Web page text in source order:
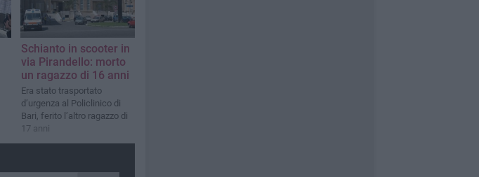
Schianto in scooter in
via Pirandello: morto
un ragazzo di 16 anni
Era stato trasportato
d’urgenza al Policlinico di
Bari, ferito l’altro ragazzo di
17 anni